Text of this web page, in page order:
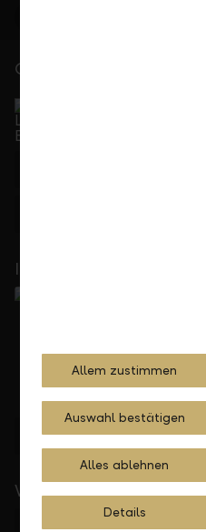
Gerne für Sie da
In Ihrer Nähe
Wichtige Links
Allem zustimmen
Auswahl bestätigen
Alles ablehnen
Details